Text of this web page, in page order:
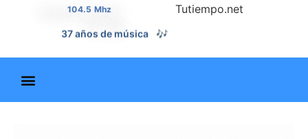
104.5 Mhz
37 años de noticias 📰
Tutiempo.net